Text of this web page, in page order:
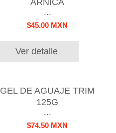
...
$45.00 MXN
Ver detalle
GEL DE AGUAJE TRIM
125G
...
$74.50 MXN